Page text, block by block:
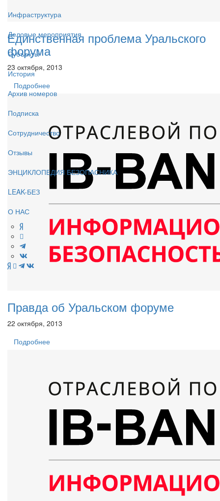
Инфраструктура
Деловые мероприятия
Субъекты
История
Архив номеров
Подписка
Сотрудничество
Отзывы
ЭНЦИКЛОПЕДИЯ БЕЗОПАСНИКА
LEAK-БЕЗ
О НАС
Единственная проблема Уральского
форума
23 октября, 2013
Подробнее
Правда об Уральском форуме
22 октября, 2013
Подробнее